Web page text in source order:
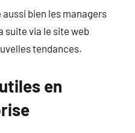
aussi bien les managers
suite via le site web
tendances.
en